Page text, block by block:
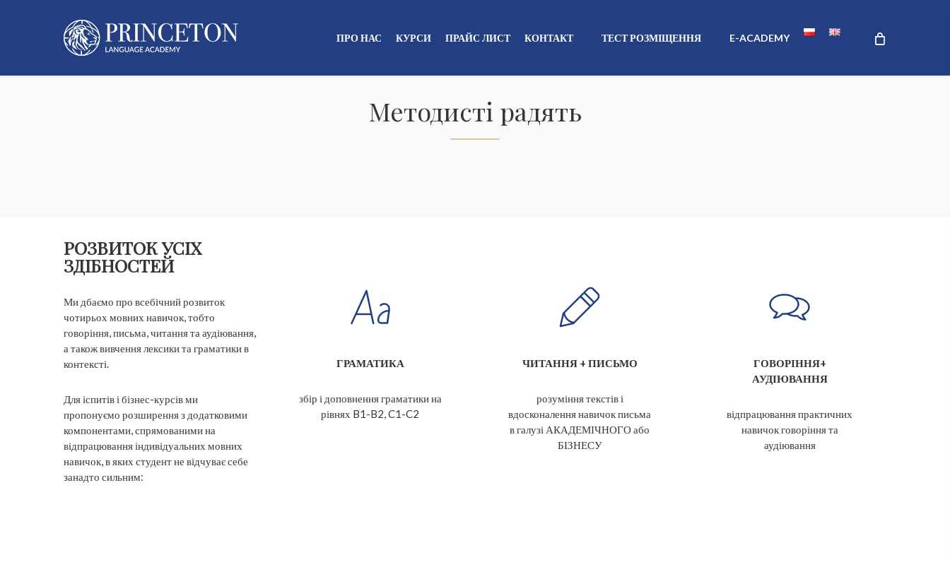
ПРО НАС КУРСИ ПРАЙС ЛИСТ КОНТАКТ ТЕСТ РОЗМІЩЕННЯ E-ACADEMY
Методисті радять
РОЗВИТОК УСІХ
ЗДІБНОСТЕЙ
Ми дбаємо про всебічний розвиток
чотирьох мовних навичок, тобто
говоріння, письма, читання та аудіювання,
а також вивчення лексики та граматики в
контексті.
Для іспитів і бізнес-курсів ми
пропонуємо розширення з додатковими
компонентами, спрямованими на
відпрацювання індивідуальних мовних
навичок, в яких студент не відчуває себе
занадто сильним:
ГРАМАТИКА
збір і доповнення граматики на
рівнях B1-B2, C1-C2
ЧИТАННЯ + ПИСЬМО
розуміння текстів і
вдосконалення навичок письма
в галузі АКАДЕМІЧНОГО або
БІЗНЕСУ
ГОВОРІННЯ+
АУДІЮВАННЯ
відпрацювання практичних
навичок говоріння та
аудіювання